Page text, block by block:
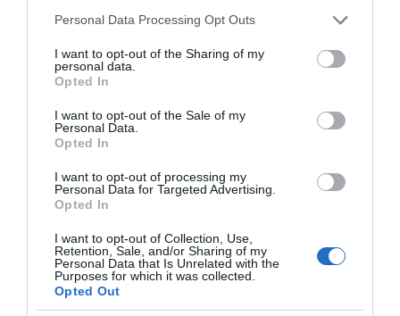
Please note that this website/app uses one or more Google
not limited to your visit or usage behaviour. You may click to
grant or deny consent to Google and its third-party tags to
use your data for below specified purposes in below Google
consent section.
Personal Data Processing Opt Outs
I want to opt-out of the Sharing of my
personal data.
Opted In
I want to opt-out of the Sale of my
Personal Data.
Opted In
I want to opt-out of processing my
Personal Data for Targeted Advertising.
Opted In
I want to opt-out of Collection, Use,
Retention, Sale, and/or Sharing of my
Personal Data that Is Unrelated with the
Purposes for which it was collected.
Opted Out